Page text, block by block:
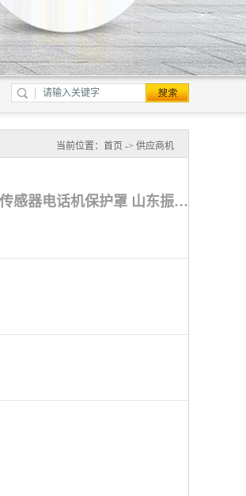
当前位置： 首页 -> 供应商机
矿用传感器电话机保护罩型号 儋州矿用传感器电话机保护罩 山东振达工矿设备有限公司